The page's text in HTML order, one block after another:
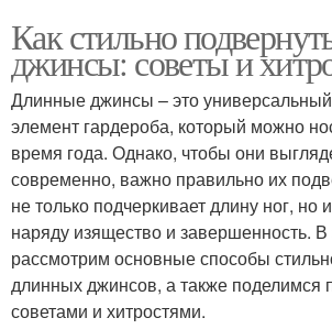
Как стильно
джинсы: советы и
Длинные джинсы – это
элемент гардероба, который можно
время года. Однако, чтобы они
современно, важно правильно их
не только подчеркивает длину ног, но
наряду изящество и завершенность. В
рассмотрим основные способы
длинных джинсов, а также поделимся
советами и хитростями.